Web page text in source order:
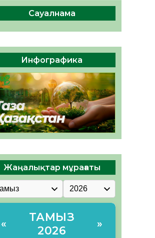
дайын
ДАУЫС – ҚОҒАМ
ҚОСЫЛҒАН
39 0
Сауалнама
Инфографика
Жаңалықтар мұрағаты
«
ТАМЫЗ
2026
»